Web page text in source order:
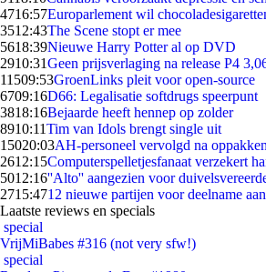
4716:57Europarlement wil
3512:43The Scene stopt er mee
5618:39Nieuwe Harry Potter al op DVD
2910:31Geen prijsverlaging na release P4
11509:53GroenLinks pleit voor open-source
6709:16D66: Legalisatie softdrugs speerpunt
3818:16Bejaarde heeft hennep op zolder
8910:11Tim van Idols brengt single uit
15020:03AH-personeel vervolgd na
2612:15Computerspelletjesfanaat verzekert
5012:16''Alto'' aangezien voor
2715:4712 nieuwe partijen voor deelname
Laatste reviews en specials
special
VrijMiBabes #316 (not very sfw!)
special